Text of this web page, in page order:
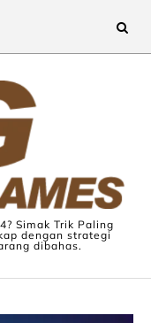
Simak Trik Paling
dengan strategi
dibahas.